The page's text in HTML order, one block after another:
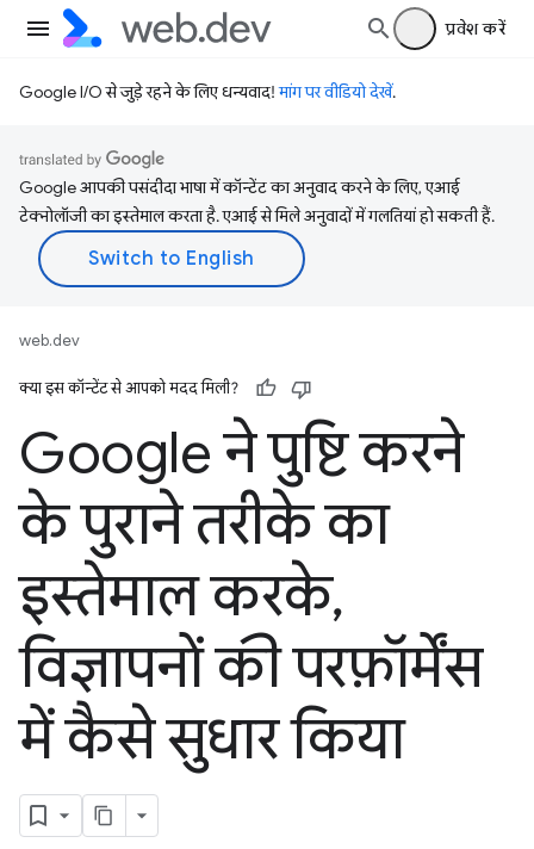
प्रवेश करें
Google I/O से जुड़े रहने के लिए धन्यवाद!मांग पर वीडियो देखें.
Google आपकी पसंदीदा भाषा में कॉन्टेंट का अनुवाद करने के लिए, एआई
टेक्नोलॉजी का इस्तेमाल करता है. एआई से मिले अनुवादों में गलतियां हो सकती हैं.
web.dev
क्या इस कॉन्टेंट से आपको मदद मिली?
Google ने पुष्टि करने
के पुराने तरीके का
इस्तेमाल करके,
विज्ञापनों की परफ़ॉर्मेंस
में कैसे सुधार किया